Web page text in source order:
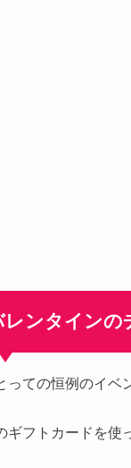
レンタインの
っての恒例のイベ
ギフトカードを使